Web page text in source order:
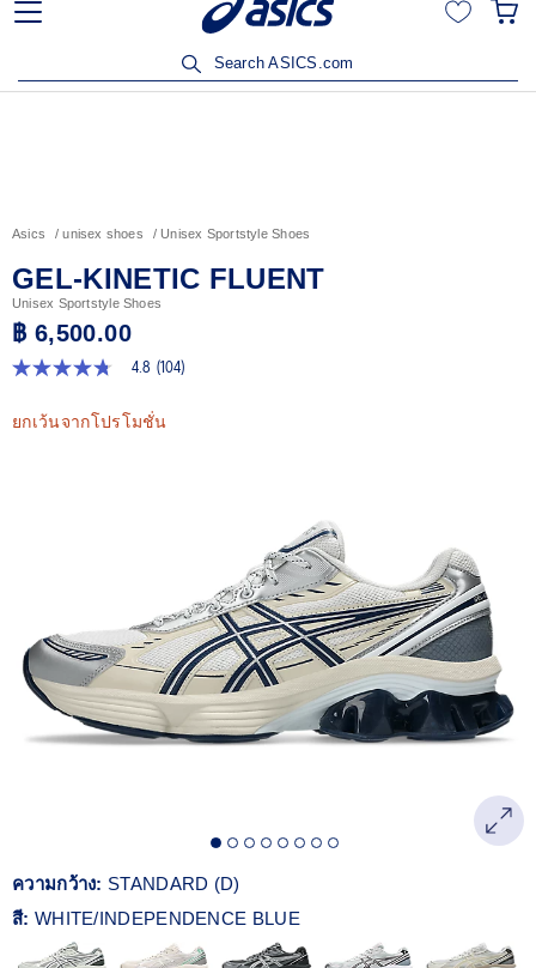
ยรับส่วนลด 15% เมื่อซื้อสินค้าครบ 3,500
เข้าร่วม
Search ASICS.com
Asics unisex shoes Unisex Sportstyle Shoes
GEL-KINETIC FLUENT
Unisex Sportstyle Shoes
฿ 6,500.00
4.8
5
ดาว
4.8 (104)
ยกเว้นจากโปรโมชั่น
ความกว้าง: STANDARD (D)
สี: WHITE/INDEPENDENCE BLUE